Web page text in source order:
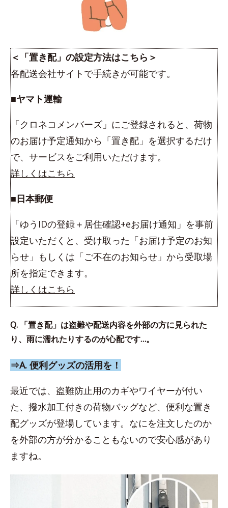
＜「置き配」の設定方法はこちら＞
各配送会社サイトで手続きが可能です。
■ヤマト運輸
「クロネコメンバーズ」にご登録されると、荷物
のお届け予定通知から「置き配」を選択するだけ
で、サービスをご利用いただけます。
詳しくはこちら
■日本郵便
「ゆうIDの登録＋居住確認+eお届け通知」を事前
設定いただくと、受け取った「お届け予定のお知
らせ」もしくは「ご不在のお知らせ」から受取場
所を指定できます。
詳しくはこちら
Q. 「置き配」は盗難や配送内容を外部の方に見られた
り、雨に濡れたりするのが心配です…。
⇒A. 便利グッズの活用を！
最近では、盗難防止用のカギやワイヤーが付い
た、撥水加工付きの荷物バッグなど、便利な置き
配グッズが登場しています。なにを注文したのか
を外部の方が分かることもないので安心感があり
ますね。